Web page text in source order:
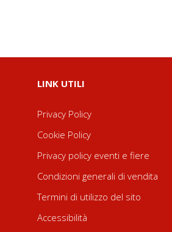
LINK UTILI
Privacy Policy
Cookie Policy
Privacy policy eventi e fiere
Condizioni generali di vendita
Termini di utilizzo del sito
Accessibilità